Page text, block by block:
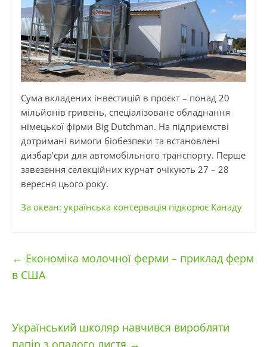
Сума вкладених інвестицій в проєкт – понад 20
мільйонів гривень, спеціалізоване обладнання
німецької фірми Big Dutchman. На підприємстві
дотримані вимоги біобезпеки та встановлені
дизбар’єри для автомобільного транспорту. Перше
завезення селекційних курчат очікують 27 – 28
вересня цього року.
За океан: українська консервація підкорює Канаду
← Економіка молочної ферми – приклад ферм
в США
Український школяр навчився виробляти
папір з опалого листя →